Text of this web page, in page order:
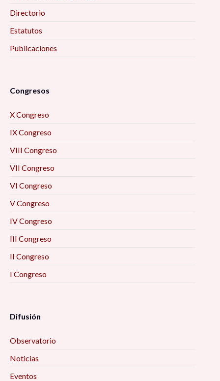
Directorio
Estatutos
Publicaciones
Congresos
X Congreso
IX Congreso
VIII Congreso
VII Congreso
VI Congreso
V Congreso
IV Congreso
III Congreso
II Congreso
I Congreso
Difusión
Observatorio
Noticias
Eventos